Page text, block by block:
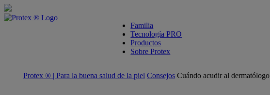
skipt to main content
Familia
Tecnología PRO
Productos
Sobre Protex
Protex ® | Para la buena salud de la piel Consejos Cuándo acudir al dermatólogo